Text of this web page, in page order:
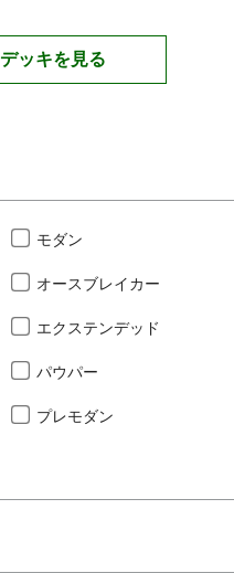
ッキを見る
モダン
オースブレイカー
エクステンデッド
パウパー
プレモダン